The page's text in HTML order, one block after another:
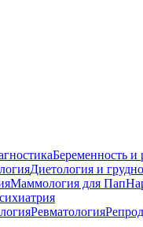
Беременность и
Диетология и
Маммология для Пап
Ревматология